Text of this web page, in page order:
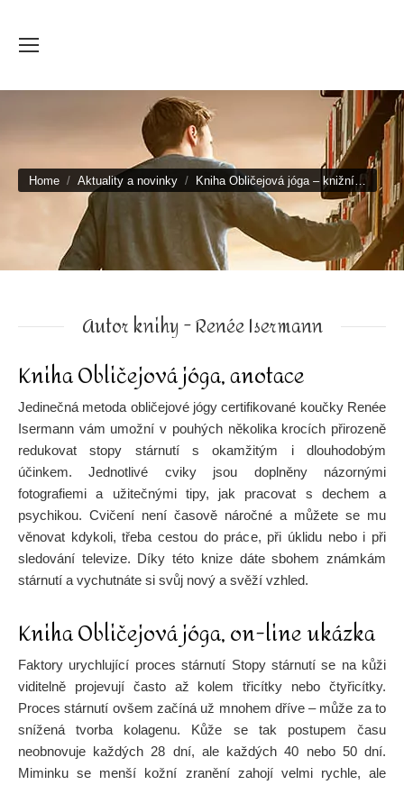
You are here:
Home Aktuality a novinky Kniha Obličejová jóga – knižní…
Autor knihy - Renée Isermann
Kniha Obličejová jóga, anotace
Jedinečná metoda obličejové jógy certifikované koučky Renée
Isermann vám umožní v pouhých několika krocích přirozeně
redukovat stopy stárnutí s okamžitým i dlouhodobým
účinkem. Jednotlivé cviky jsou doplněny názornými
fotografiemi a užitečnými tipy, jak pracovat s dechem a
psychikou. Cvičení není časově náročné a můžete se mu
věnovat kdykoli, třeba cestou do práce, při úklidu nebo i při
sledování televize. Díky této knize dáte sbohem známkám
stárnutí a vychutnáte si svůj nový a svěží vzhled.
Kniha Obličejová jóga, on-line ukázka
Faktory urychlující proces stárnutí Stopy stárnutí se na kůži
viditelně projevují často až kolem třicítky nebo čtyřicítky.
Proces stárnutí ovšem začíná už mnohem dříve – může za to
snížená tvorba kolagenu. Kůže se tak postupem času
neobnovuje každých 28 dní, ale každých 40 nebo 50 dní.
Miminku se menší kožní zranění zahojí velmi rychle, ale